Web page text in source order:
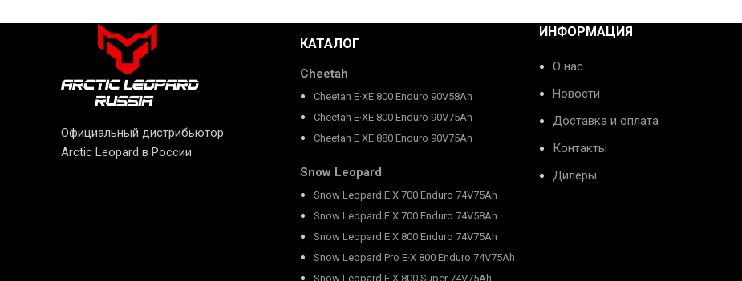
Официальный дистрибьютор
Arctic Leopard в России
КАТАЛОГ
Cheetah
Cheetah E·XE 800 Enduro 90V58Ah
Cheetah E·XE 800 Enduro 90V75Ah
Cheetah E·XE 880 Enduro 90V75Ah
Snow Leopard
Snow Leopard E·X 700 Enduro 74V75Ah
Snow Leopard E·X 700 Enduro 74V58Ah
Snow Leopard E·X 800 Enduro 74V75Ah
Snow Leopard Pro E·X 800 Enduro 74V75Ah
Snow Leopard E·X 800 Super 74V75Ah
ИНФОРМАЦИЯ
О нас
Новости
Доставка и оплата
Контакты
Дилеры